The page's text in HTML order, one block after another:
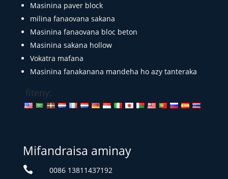
Masinina paver block
milina fanaovana sakana
Masinina fanaovana bloc beton
Masinina sakana hollow
Vokatra mafana
Masinina fanakanana mandeha ho azy tanteraka
fiteny:
Mifandraisa aminay
 0086 13811437192